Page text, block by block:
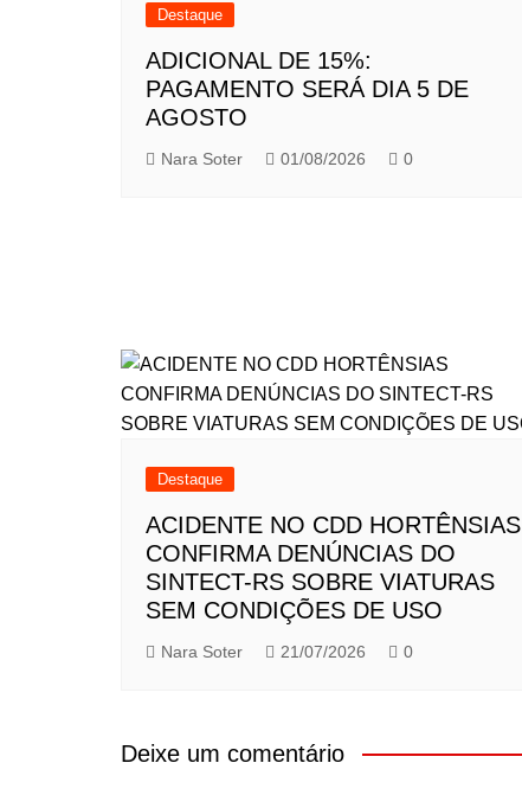
Destaque
ADICIONAL DE 15%:
PAGAMENTO SERÁ DIA 5 DE
AGOSTO
Nara Soter 01/08/2026 0
Destaque
ACIDENTE NO CDD HORTÊNSIAS
CONFIRMA DENÚNCIAS DO
SINTECT-RS SOBRE VIATURAS
SEM CONDIÇÕES DE USO
Nara Soter 21/07/2026 0
Deixe um comentário